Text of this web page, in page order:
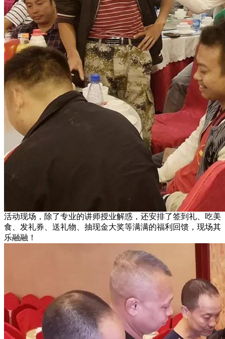
活动现场，除了专业的讲师授业解惑，还安排了签到礼、吃美
食、发礼券、送礼物、抽现金大奖等满满的福利回馈，现场其
乐融融！